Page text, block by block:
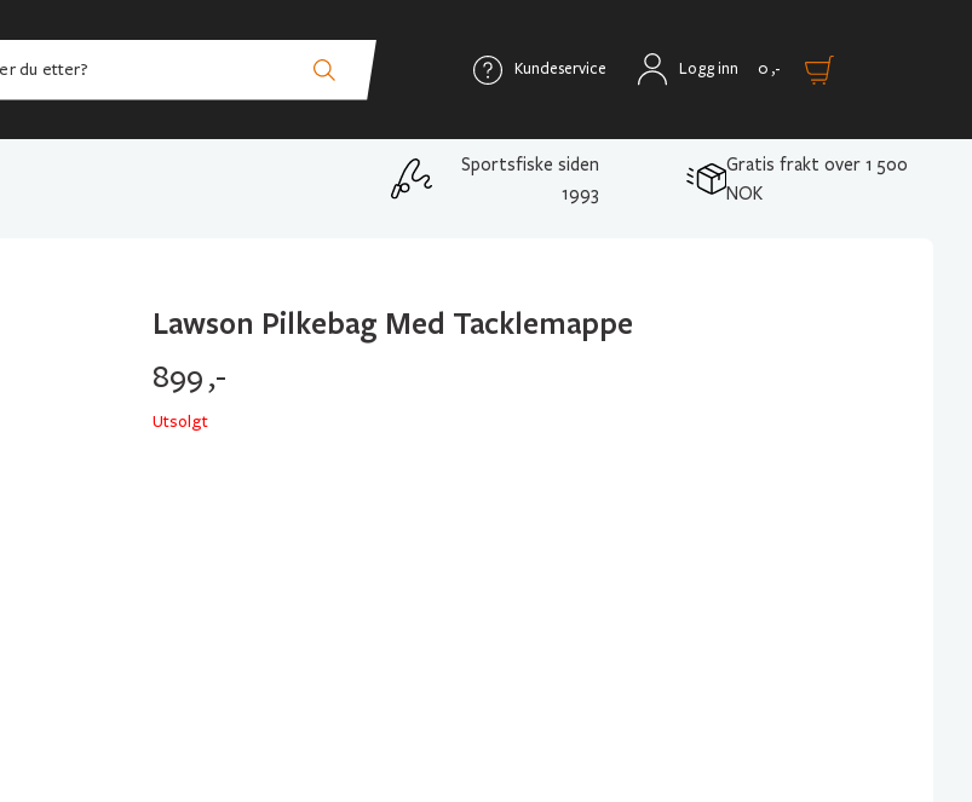
Kundeservice Logg inn 0 ,-
Sportsfiske siden
1993
Gratis frakt over 1 500
NOK
Lawson Pilkebag Med Tacklemappe
899,-
Utsolgt